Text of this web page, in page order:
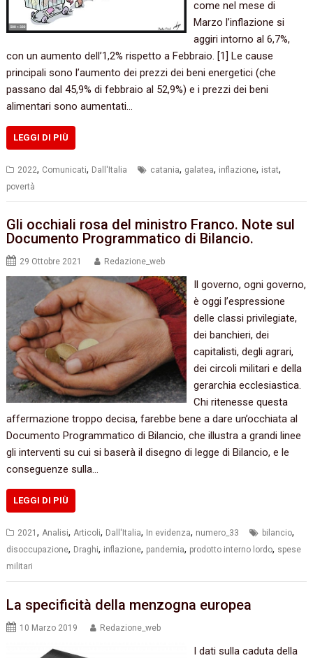
come nel mese di
Marzo l’inflazione si
aggiri intorno al 6,7%,
con un aumento dell’1,2% rispetto a Febbraio. [1] Le cause
principali sono l’aumento dei prezzi dei beni energetici (che
passano dal 45,9% di febbraio al 52,9%) e i prezzi dei beni
alimentari sono aumentati…
LEGGI DI PIÙ
2022, Comunicati, Dall'Italia catania, galatea, inflazione, istat,
povertà
Gli occhiali rosa del ministro Franco. Note sul
Documento Programmatico di Bilancio.
29 Ottobre 2021 Redazione_web
Il governo, ogni governo,
è oggi l’espressione
delle classi privilegiate,
dei banchieri, dei
capitalisti, degli agrari,
dei circoli militari e della
gerarchia ecclesiastica.
Chi ritenesse questa
affermazione troppo decisa, farebbe bene a dare un’occhiata al
Documento Programmatico di Bilancio, che illustra a grandi linee
gli interventi su cui si baserà il disegno di legge di Bilancio, e le
conseguenze sulla…
LEGGI DI PIÙ
2021,Analisi,Articoli, Dall'Italia, In evidenza, numero_33 bilancio,
disoccupazione, Draghi, inflazione, pandemia, prodotto interno lordo, spese
militari
La specificità della menzogna europea
10 Marzo 2019 Redazione_web
I dati sulla caduta della